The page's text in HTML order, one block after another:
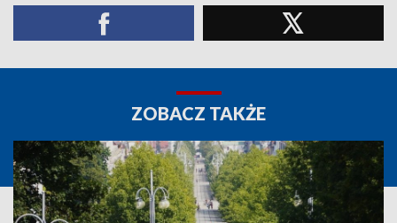
ZOBACZ TAKŻE